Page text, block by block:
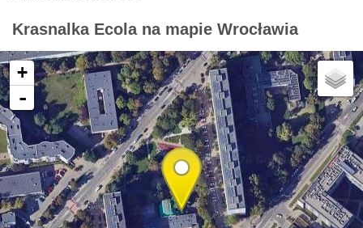
Krasnalka Ecola na mapie Wrocławia
+
-